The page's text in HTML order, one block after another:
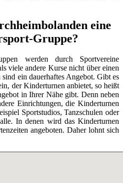
eine
Gruppe?
werden durch Sportvereine
viele andere Kurse nicht über einen
ein dauerhaftes Angebot. Gibt es
der Kinderturnen anbietet, so heißt
in Ihrer Nähe gibt. Denn neben
Einrichtungen, die Kinderturnen
Sportstudios, Tanzschulen oder
In denen wird das Kinderturnen
angeboten. Daher lohnt sich